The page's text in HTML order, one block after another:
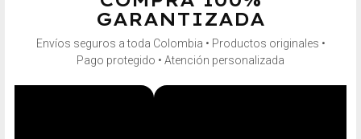
GARANTIZADA
Envíos seguros a toda Colombia • Productos originales •
Pago protegido • Atención personalizada